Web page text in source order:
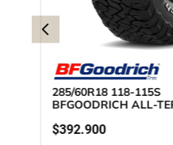
285/60R18 118-115S
BFGOODRICH ALL-
$392.900